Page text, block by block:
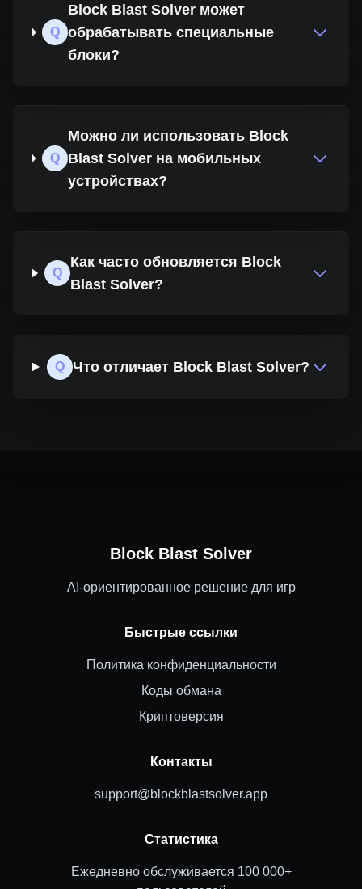
Q
Block Blast Solver может
обрабатывать специальные
блоки?
Q
Можно ли использовать Block
Blast Solver на мобильных
устройствах?
Q
Как часто обновляется Block
Blast Solver?
Q Что отличает Block Blast Solver?
Block Blast Solver
AI-ориентированное решение для игр
Быстрые ссылки
Политика конфиденциальности
Коды обмана
Криптоверсия
Контакты
support@blockblastsolver.app
Статистика
Ежедневно обслуживается 100 000+